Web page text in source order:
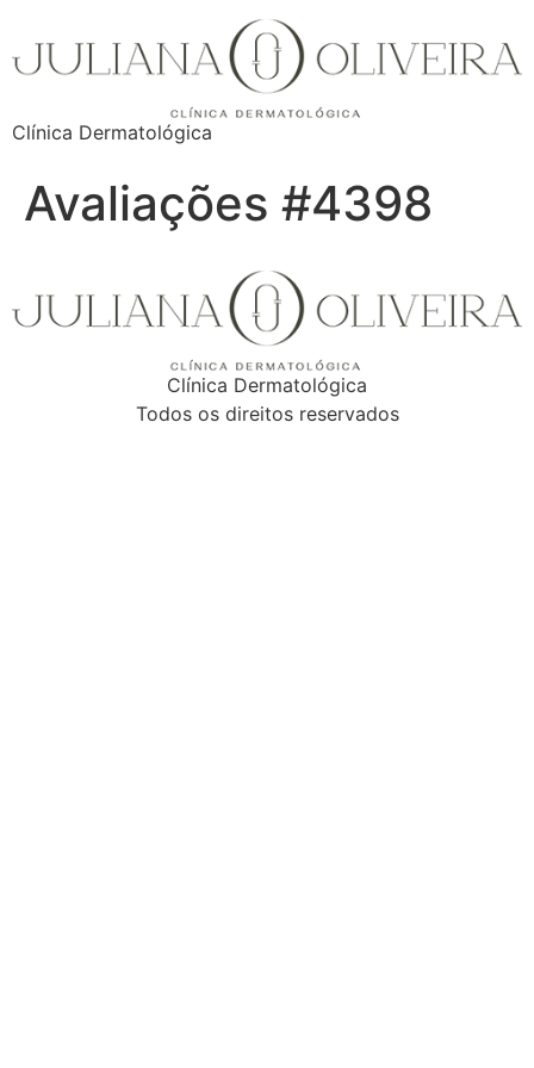
Clínica Dermatológica
Avaliações #4398
Clínica Dermatológica
Todos os direitos reservados